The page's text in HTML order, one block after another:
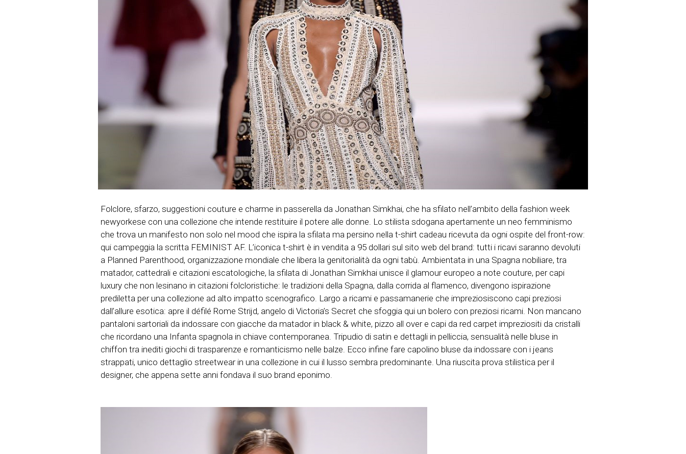
Folclore, sfarzo, suggestioni couture e charme in passerella da Jonathan Simkhai, che ha sfilato nell’ambito della fashion week
newyorkese con una collezione che intende restituire il potere alle donne. Lo stilista sdogana apertamente un neo femminismo
che trova un manifesto non solo nel mood che ispira la sfilata ma persino nella t-shirt cadeau ricevuta da ogni ospite del front-row:
qui campeggia la scritta FEMINIST AF. L’iconica t-shirt è in vendita a 95 dollari sul sito web del brand: tutti i ricavi saranno devoluti
a Planned Parenthood, organizzazione mondiale che libera la genitorialità da ogni tabù. Ambientata in una Spagna nobiliare, tra
matador, cattedrali e citazioni escatologiche, la sfilata di Jonathan Simkhai unisce il glamour europeo a note couture, per capi
luxury che non lesinano in citazioni folcloristiche: le tradizioni della Spagna, dalla corrida al flamenco, divengono ispirazione
prediletta per una collezione ad alto impatto scenografico. Largo a ricami e passamanerie che impreziosiscono capi preziosi
dall’allure esotica: apre il défilé Rome Strijd, angelo di Victoria’s Secret che sfoggia qui un bolero con preziosi ricami. Non mancano
pantaloni sartoriali da indossare con giacche da matador in black & white, pizzo all over e capi da red carpet impreziositi da cristalli
che ricordano una Infanta spagnola in chiave contemporanea. Tripudio di satin e dettagli in pelliccia, sensualità nelle bluse in
chiffon tra inediti giochi di trasparenze e romanticismo nelle balze. Ecco infine fare capolino bluse da indossare con i jeans
strappati, unico dettaglio streetwear in una collezione in cui il lusso sembra predominante. Una riuscita prova stilistica per il
designer, che appena sette anni fondava il suo brand eponimo.